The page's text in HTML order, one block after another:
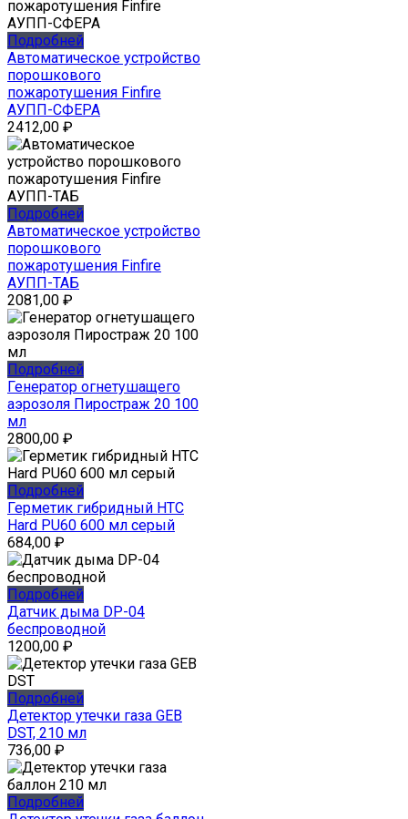
Подробней
Автоматическое устройство
порошкового
пожаротушения Finfire
АУПП-СФЕРА
2412,00 ₽
Подробней
Автоматическое устройство
порошкового
пожаротушения Finfire
АУПП-ТАБ
2081,00 ₽
Подробней
Генератор огнетушащего
аэрозоля Пиростраж 20 100
мл
2800,00 ₽
Подробней
Герметик гибридный HTC
Hard PU60 600 мл серый
684,00 ₽
Подробней
Датчик дыма DP-04
беспроводной
1200,00 ₽
Подробней
Детектор утечки газа GEB
DST, 210 мл
736,00 ₽
Подробней